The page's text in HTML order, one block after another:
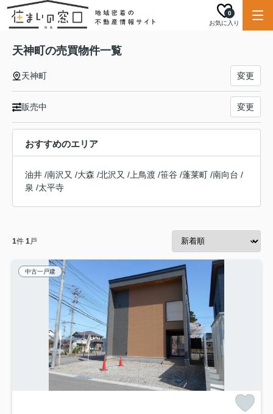
お気に入り
0
天神町の売買物件一覧
天神町 変更
販売中 変更
おすすめのエリア
油井 /南沢又 /大森 /北沢又 / 上鳥渡 /笹谷 /蓬莱町 /南向台 /
泉 /太平寺
1件 1戸
中古一戸建